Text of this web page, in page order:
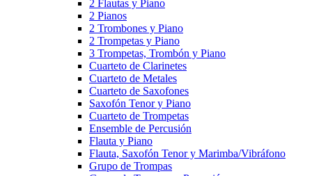
2 Flautas y Piano
2 Pianos
2 Trombones y Piano
2 Trompetas y Piano
3 Trompetas, Trombón y Piano
Cuarteto de Clarinetes
Cuarteto de Metales
Cuarteto de Saxofones
Saxofón Tenor y Piano
Cuarteto de Trompetas
Ensemble de Percusión
Flauta y Piano
Flauta, Saxofón Tenor y Marimba/Vibráfono
Grupo de Trompas